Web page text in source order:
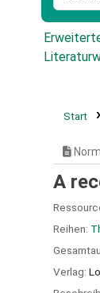
Start
A
Reihen:
Verlag: